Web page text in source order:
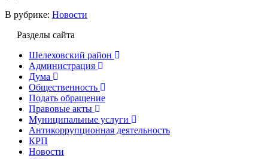
В рубрике: Новости
Разделы сайта
Шелеховский район
Администрация
Дума
Общественность
Подать обращение
Правовые акты
Муниципальные услуги
Антикоррупционная деятельность
КРП
Новости